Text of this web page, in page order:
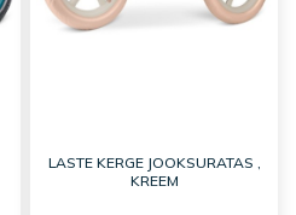
LASTE KERGE JOOKSURATAS ,
KREEM